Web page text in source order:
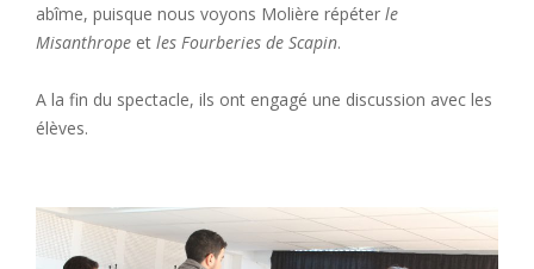
abîme, puisque nous voyons Molière répéter le
Misanthrope et les Fourberies de Scapin.
A la fin du spectacle, ils ont engagé une discussion avec les
élèves.